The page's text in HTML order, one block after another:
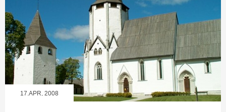
17.APR, 2008